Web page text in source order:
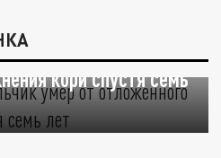
умер от
кори спустя семь